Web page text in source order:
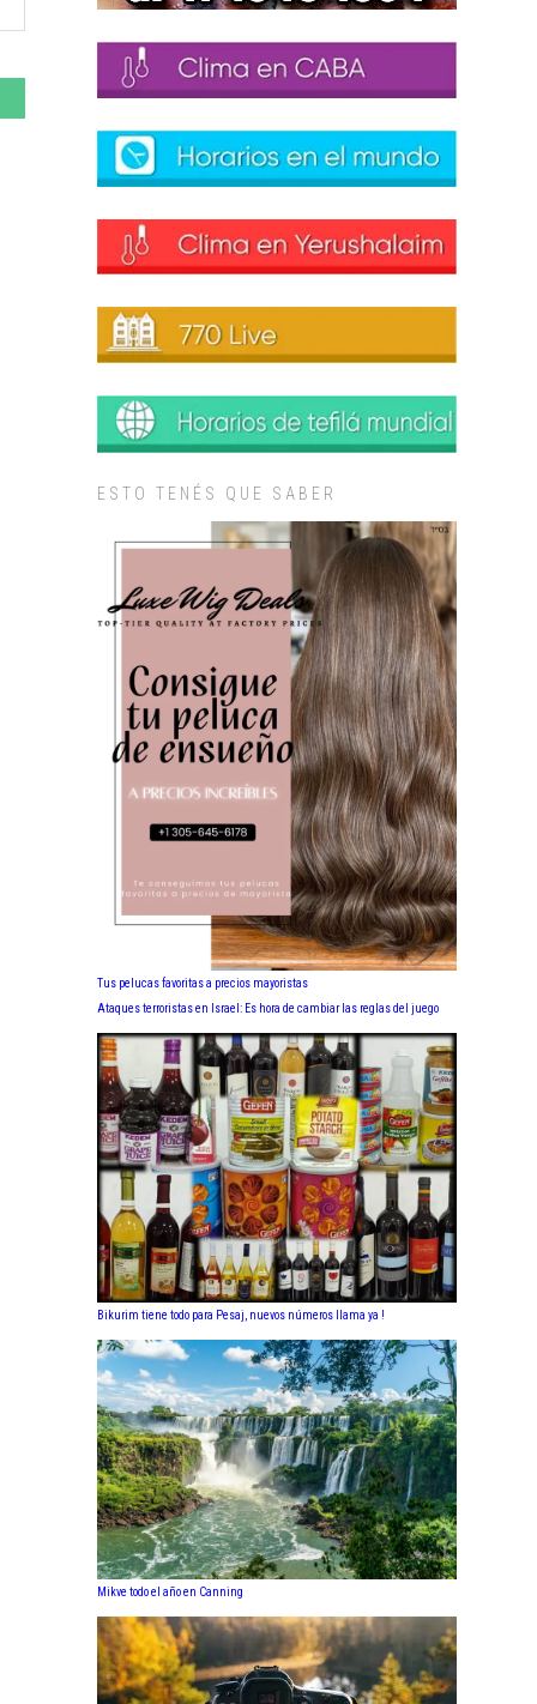
ESTO TENÉS QUE SABER
Tus pelucas favoritas a precios mayoristas
Ataques terroristas en Israel: Es hora de cambiar las reglas del juego
Bikurim tiene todo para Pesaj, nuevos números llama ya !
Mikve todo el año en Canning